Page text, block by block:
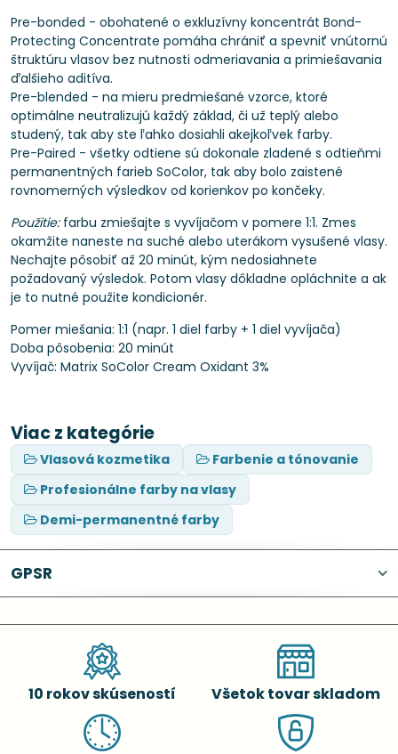
Pre-bonded - obohatené o exkluzívny koncentrát Bond-
Protecting Concentrate pomáha chrániť a spevniť vnútornú
štruktúru vlasov bez nutnosti odmeriavania a primiešavania
ďalšieho aditíva.
Pre-blended - na mieru predmiešané vzorce, ktoré
optimálne neutralizujú každý základ, či už teplý alebo
studený, tak aby ste ľahko dosiahli akejkoľvek farby.
Pre-Paired - všetky odtiene sú dokonale zladené s odtieňmi
permanentných farieb SoColor, tak aby bolo zaistené
rovnomerných výsledkov od korienkov po končeky.
Použitie:farbu zmiešajte s vyvíjačom v pomere 1:1. Zmes
okamžite naneste na suché alebo uterákom vysušené vlasy.
Nechajte pôsobiť až 20 minút, kým nedosiahnete
požadovaný výsledok. Potom vlasy dôkladne opláchnite a ak
je to nutné použite kondicionér.
Pomer miešania: 1:1 (napr. 1 diel farby + 1 diel vyvíjača)
Doba pôsobenia: 20 minút
Vyvíjač: Matrix SoColor Cream Oxidant 3%
Viac z kategórie
Vlasová kozmetika
Farbenie a tónovanie
Profesionálne farby na vlasy
Demi-permanentné farby
GPSR
10 rokov skúseností Všetok tovar skladom